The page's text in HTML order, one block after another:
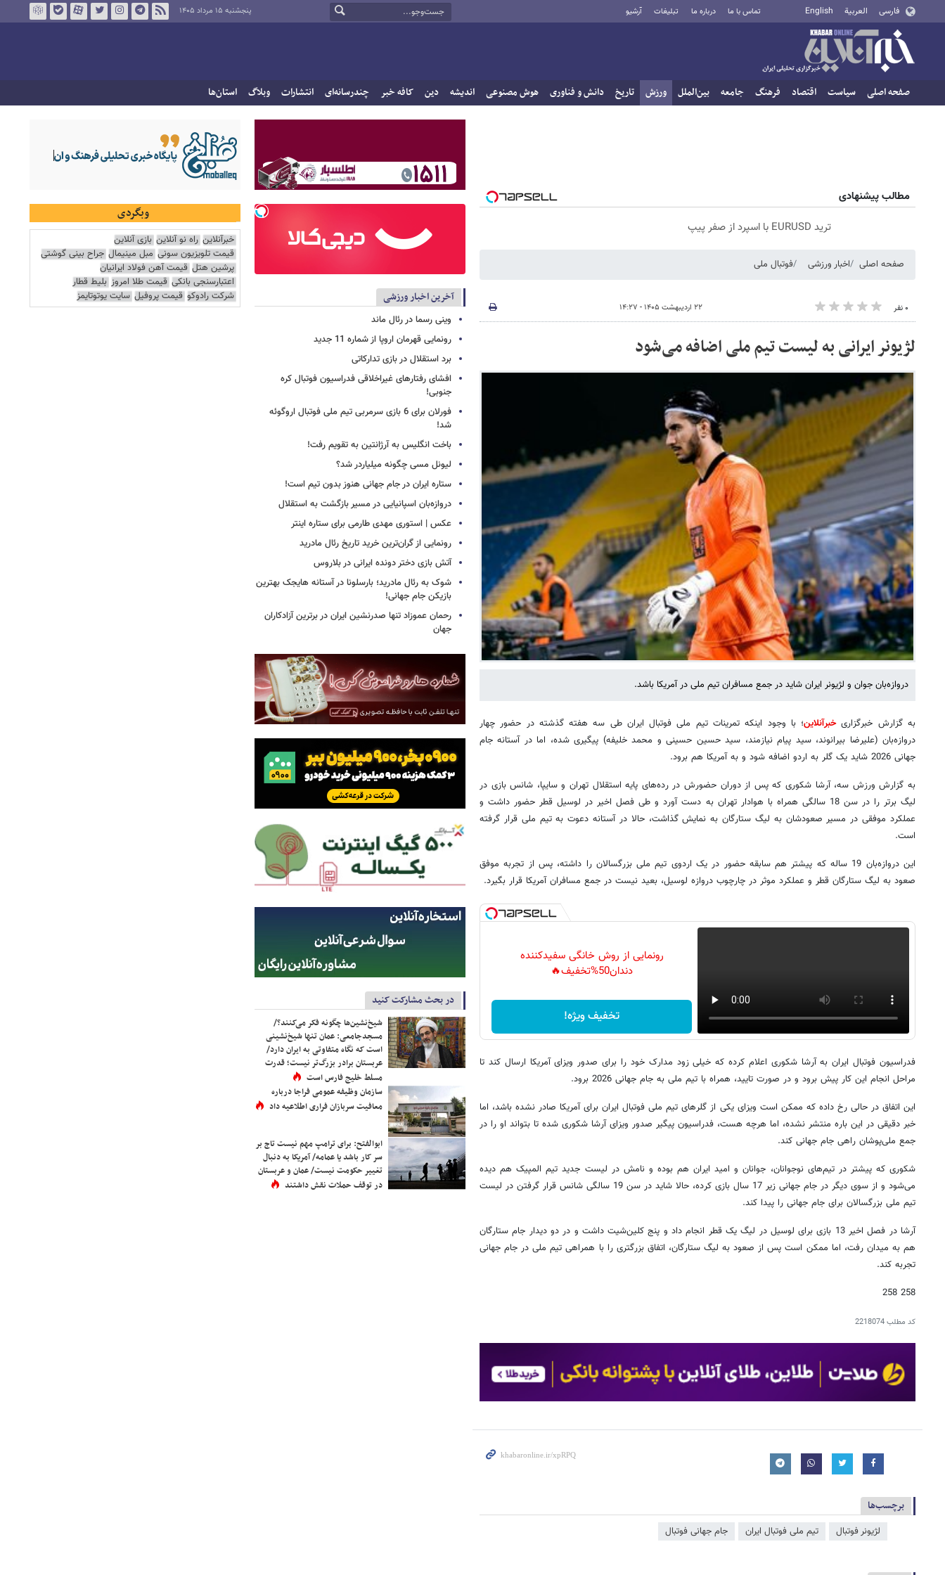
فارسی العربية English تماس با ما درباره ما تبلیغات آرشیو پنجشنبه ۱۵ مرداد ۱۴۰۵
صفحه اصلی سیاست اقتصاد فرهنگ جامعه بین‌الملل ورزش تاریخ دانش و فناوری هوش مصنوعی اندیشه دین کافه خبر چندرسانه‌ای انتشارات وبلاگ استان‌ها
مطالب پیشنهادی
ترید EURUSD با اسپرد از صفر پیپ
صفحه اصلی اخبار ورزشی فوتبال ملی
۰ نفر ۲۲ اردیبهشت ۱۴۰۵ - ۱۴:۲۷
لژیونر ایرانی به لیست تیم ملی اضافه می‌شود
دروازه‌بان جوان و لژیونر ایران شاید در جمع مسافران تیم ملی در آمریکا باشد.
به گزارش خبرگزاریخبرآنلاین؛ با وجود اینکه تمرینات تیم ملی فوتبال ایران طی سه هفته گذشته در حضور چهار
دروازه‌بان (علیرضا بیرانوند، سید پیام نیازمند، سید حسین حسینی و محمد خلیفه) پیگیری شده، اما در آستانه جام
جهانی 2026 شاید یک گلر به اردو اضافه شود و به آمریکا هم برود.
به گزارش ورزش سه، آرشا شکوری که پس از دوران حضورش در رده‌های پایه استقلال تهران و سایپا، شانس بازی در
لیگ برتر را در سن 18 سالگی همراه با هوادار تهران به دست آورد و طی فصل اخیر در لوسیل قطر حضور داشت و
عملکرد موفقی در مسیر صعودشان به لیگ ستارگان به نمایش گذاشت، حالا در آستانه دعوت به تیم ملی قرار گرفته
است.
این دروازه‌بان 19 ساله که پیشتر هم سابقه حضور در یک اردوی تیم ملی بزرگسالان را داشته، پس از تجربه موفق
صعود به لیگ ستارگان قطر و عملکرد موثر در چارچوب دروازه لوسیل، بعید نیست در جمع مسافران آمریکا قرار بگیرد.
رونمایی از روش خانگی سفیدکننده
دندان50%تخفیف🔥
تخفیف ویژه!
فدراسیون فوتبال ایران به آرشا شکوری اعلام کرده که خیلی زود مدارک خود را برای صدور ویزای آمریکا ارسال کند تا
مراحل انجام این کار پیش برود و در صورت تایید، همراه با تیم ملی به جام جهانی 2026 برود.
این اتفاق در حالی رخ داده که ممکن است ویزای یکی از گلرهای تیم ملی فوتبال ایران برای آمریکا صادر نشده باشد، اما
خبر دقیقی در این باره منتشر نشده، اما هرچه هست، فدراسیون پیگیر صدور ویزای آرشا شکوری شده تا بتواند او را در
جمع ملی‌پوشان راهی جام جهانی کند.
شکوری که پیشتر در تیم‌های نوجوانان، جوانان و امید ایران هم بوده و نامش در لیست جدید تیم المپیک هم دیده
می‌شود و از سوی دیگر در جام جهانی زیر 17 سال بازی کرده، حالا شاید در سن 19 سالگی شانس قرار گرفتن در لیست
تیم ملی بزرگسالان برای جام جهانی را پیدا کند.
آرشا در فصل اخیر 13 بازی برای لوسیل در لیگ یک قطر انجام داد و پنج کلین‌شیت داشت و در دو دیدار جام ستارگان
هم به میدان رفت، اما ممکن است پس از صعود به لیگ ستارگان، اتفاق بزرگتری را با همراهی تیم ملی در جام جهانی
تجربه کند.
258 258
کد مطلب2218074
برچسب‌ها
لژیونر فوتبال تیم ملی فوتبال ایران جام جهانی فوتبال
آخرین اخبار ورزشی
وینی رسما در رئال ماند
رونمایی قهرمان اروپا از شماره 11 جدید
برد استقلال در بازی تدارکاتی
افشای رفتارهای غیراخلاقی فدراسیون فوتبال کره
جنوبی!
فورلان برای 6 بازی سرمربی تیم ملی فوتبال اروگوئه
شد!
باخت انگلیس به آرژانتین به تقویم رفت!
لیونل مسی چگونه میلیاردر شد؟
ستاره ایران در جام جهانی هنوز بدون تیم است!
دروازه‌بان اسپانیایی در مسیر بازگشت به استقلال
عکس | استوری مهدی طارمی برای ستاره اینتر
رونمایی از گران‌ترین خرید تاریخ رئال مادرید
آتش بازی دختر دونده ایرانی در بلاروس
شوک به رئال مادرید؛ بارسلونا در آستانه هایجک بهترین
بازیکن جام جهانی!
رحمان عموزاد تنها صدرنشین ایران در برترین آزادکاران
جهان
در بحث مشارکت کنید
شیخ‌نشین‌ها چگونه فکر می‌کنند؟/
مسجدجامعی: عمان تنها شیخ‌نشینی
است که نگاه متفاوتی به ایران دارد/
عربستان برادر بزرگ‌تر نیست؛ قدرت
مسلط خلیج فارس است
سازمان وظیفه عمومی فراجا درباره
معافیت سربازان فراری اطلاعیه داد
ابوالفتح: برای ترامپ مهم نیست تاج بر
سر کار باشد یا عمامه/ آمریکا به دنبال
تغییر حکومت نیست/ عمان و عربستان
در توقف حملات نقش داشتند
وبگردی
خبرآنلاین راه نو آنلاین بازی آنلاین
قیمت تلویزیون سونی مبل مینیمال جراح بینی گوشتی
پرشین هتل قیمت آهن فولاد ایرانیان
اعتبارسنجی بانکی قیمت طلا امروز بلیط قطار
شرکت رادوکو قیمت پروفیل سایت یوتوتایمز